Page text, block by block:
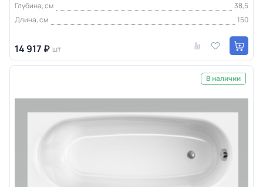
Глубина, см
38,5
Длина, см
150
14 917 ₽ шт
В наличии